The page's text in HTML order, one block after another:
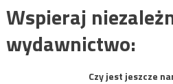
Wspieraj
wydawnictwo:
Czy jest jeszcze